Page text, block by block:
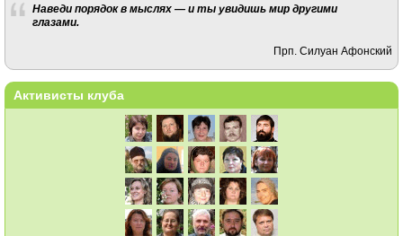
Наведи порядок в мыслях — и ты увидишь мир другими
глазами.
Прп. Силуан Афонский
Активисты клуба